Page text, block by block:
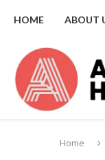
HOME ABOUT
Home